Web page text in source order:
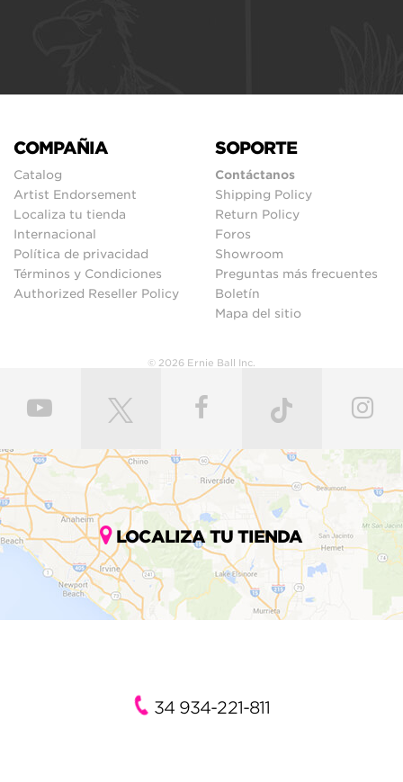
COMPAÑIA
Catalog
Artist Endorsement
Localiza tu tienda
Internacional
Política de privacidad
Términos y Condiciones
Authorized Reseller Policy
SOPORTE
Contáctanos
Shipping Policy
Return Policy
Foros
Showroom
Preguntas más frecuentes
Boletín
Mapa del sitio
© 2026 Ernie Ball Inc.
LOCALIZA TU TIENDA
34 934-221-811